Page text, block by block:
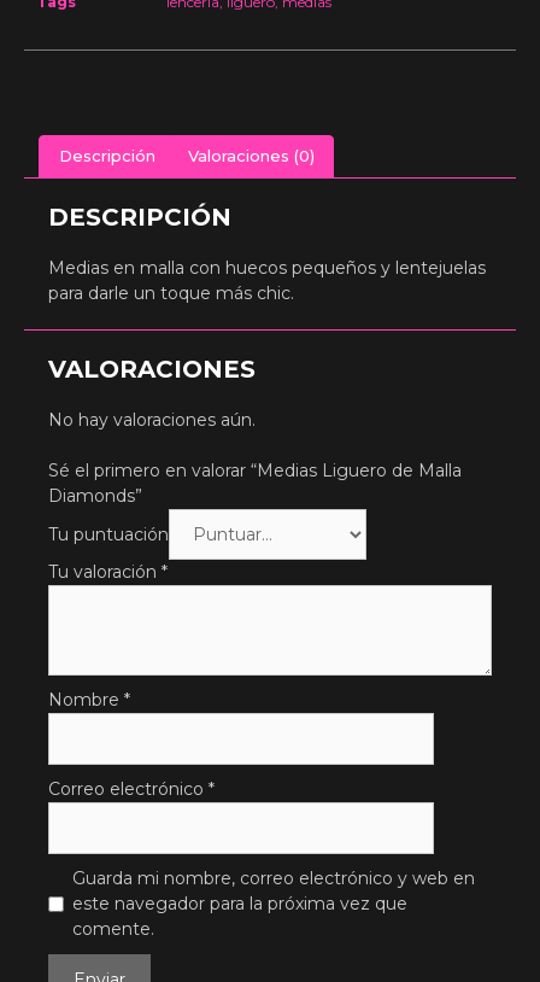
Descripción Valoraciones (0)
DESCRIPCIÓN
Medias en malla con huecos pequeños y lentejuelas
para darle un toque más chic.
VALORACIONES
No hay valoraciones aún.
Sé el primero en valorar “Medias Liguero de Malla
Diamonds”
Tu puntuación
Tu valoración *
Nombre *
Correo electrónico *
Guarda mi nombre, correo electrónico y web en
este navegador para la próxima vez que
comente.